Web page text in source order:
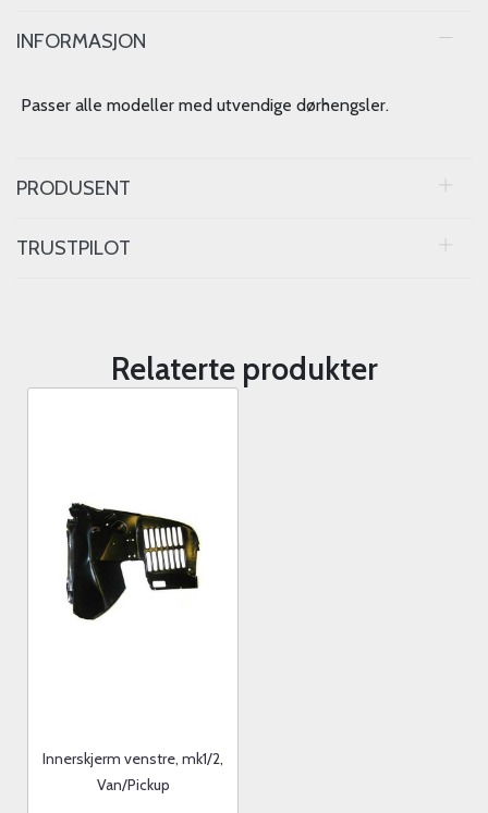
INFORMASJON
Passer alle modeller med utvendige dørhengsler.
PRODUSENT
TRUSTPILOT
Relaterte produkter
Innerskjerm venstre, mk1/2,
Van/Pickup